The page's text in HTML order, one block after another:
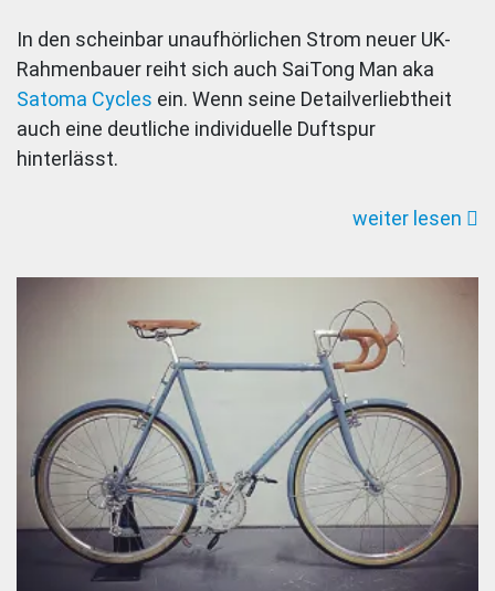
andere
als
Me-
In den scheinbar unaufhörlichen Strom neuer UK-
Rahmenbauer reiht sich auch SaiTong Man aka
Satoma Cycles ein. Wenn seine Detailverliebtheit
auch eine deutliche individuelle Duftspur
hinterlässt.
weiter lesen